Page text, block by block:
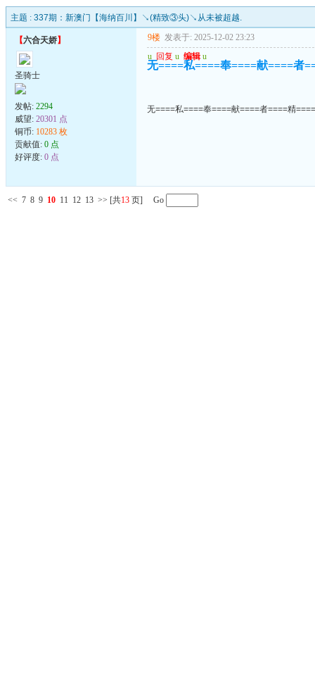
主题 : 337期：新澳门【海纳百川】↘(精致③头)↘从未被超越.
【六合天娇】
圣骑士
发帖: 2294
威望: 20301 点
铜币: 10283 枚
贡献值: 0 点
好评度: 0 点
9楼 发表于: 2025-12-02 23:23
u 回复 u 编辑 u
无====私====奉====献====者
无====私====奉====献====者====精
<< 7 8 9 10 11 12 13 >> [共13 页] Go